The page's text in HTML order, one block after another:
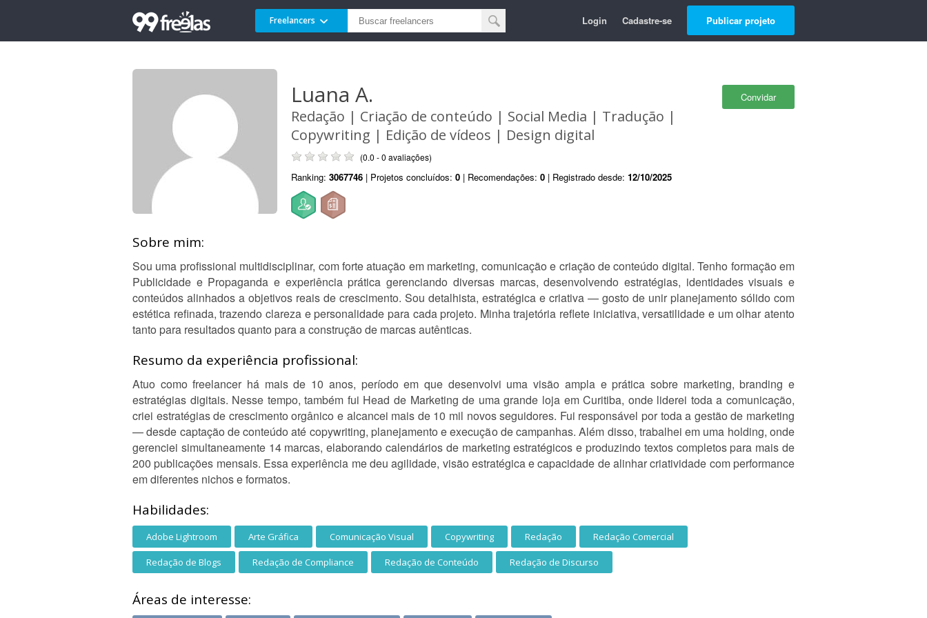
Freelancers Login Cadastre-se Publicar projeto
Convidar
Luana A.
Redação | Criação de conteúdo | Social Media | Tradução |
Copywriting | Edição de vídeos | Design digital
(0.0 - 0 avaliações)
Ranking: 3067746 | Projetos concluídos: 0 | Recomendações: 0 | Registrado desde: 12/10/2025
Sobre mim:
Sou uma profissional multidisciplinar, com forte atuação em marketing, comunicação e criação de conteúdo digital. Tenho formação em
Publicidade e Propaganda e experiência prática gerenciando diversas marcas, desenvolvendo estratégias, identidades visuais e
conteúdos alinhados a objetivos reais de crescimento. Sou detalhista, estratégica e criativa — gosto de unir planejamento sólido com
estética refinada, trazendo clareza e personalidade para cada projeto. Minha trajetória reflete iniciativa, versatilidade e um olhar atento
tanto para resultados quanto para a construção de marcas autênticas.
Resumo da experiência profissional:
Atuo como freelancer há mais de 10 anos, período em que desenvolvi uma visão ampla e prática sobre marketing, branding e
estratégias digitais. Nesse tempo, também fui Head de Marketing de uma grande loja em Curitiba, onde liderei toda a comunicação,
criei estratégias de crescimento orgânico e alcancei mais de 10 mil novos seguidores. Fui responsável por toda a gestão de marketing
— desde captação de conteúdo até copywriting, planejamento e execução de campanhas. Além disso, trabalhei em uma holding, onde
gerenciei simultaneamente 14 marcas, elaborando calendários de marketing estratégicos e produzindo textos completos para mais de
200 publicações mensais. Essa experiência me deu agilidade, visão estratégica e capacidade de alinhar criatividade com performance
em diferentes nichos e formatos.
Habilidades:
Adobe Lightroom Arte Gráfica Comunicação Visual Copywriting Redação Redação Comercial
Redação de Blogs Redação de Compliance Redação de Conteúdo Redação de Discurso
Áreas de interesse: